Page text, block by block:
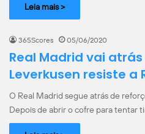
Leia mais >
365Scores 05/06/2020
Real Madrid vai
Leverkusen resiste a
O Real Madrid segue atrás de
Depois de abrir o cofre para tentar